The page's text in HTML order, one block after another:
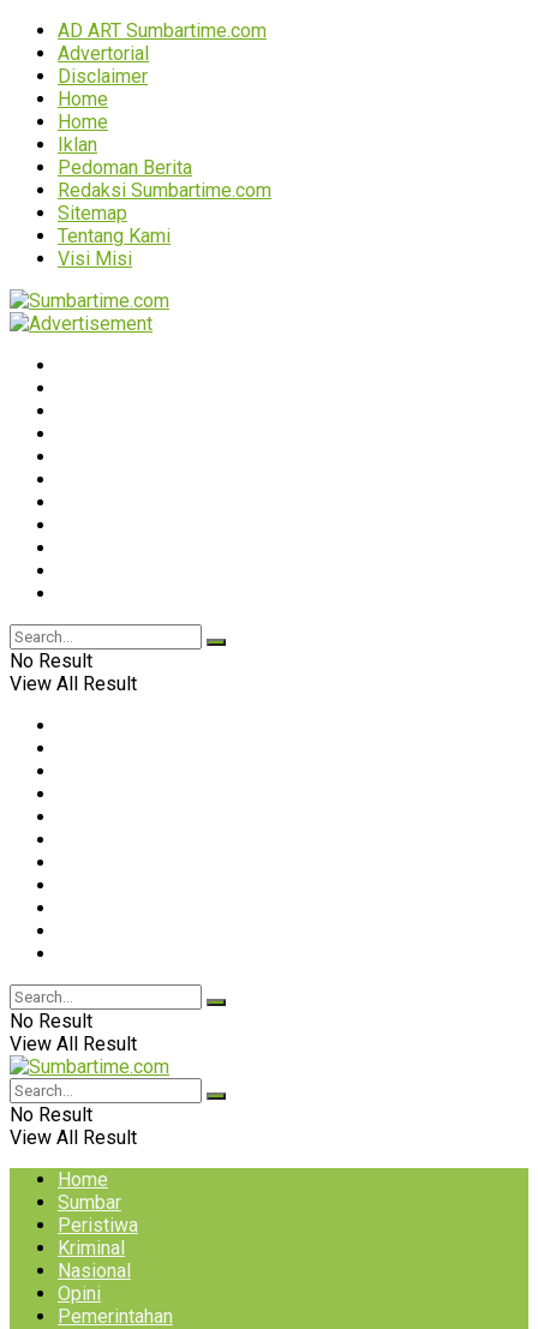
AD ART Sumbartime.com
Advertorial
Disclaimer
Home
Home
Iklan
Pedoman Berita
Redaksi Sumbartime.com
Sitemap
Tentang Kami
Visi Misi
No Result
View All Result
No Result
View All Result
No Result
View All Result
Home
Sumbar
Peristiwa
Kriminal
Nasional
Opini
Pemerintahan